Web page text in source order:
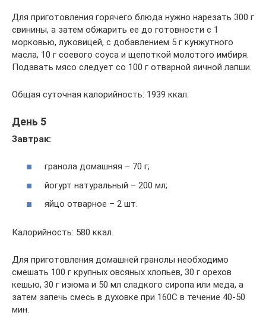
Для приготовления горячего блюда нужно нарезать 300 г
свинины, а затем обжарить ее до готовности с 1
морковью, луковицей, с добавлением 5 г кунжутного
масла, 10 г соевого соуса и щепоткой молотого имбиря.
Подавать мясо следует со 100 г отварной яичной лапши.
Общая суточная калорийность: 1939 ккал.
День 5
Завтрак:
гранола домашняя – 70 г;
йогурт натуральный – 200 мл;
яйцо отварное – 2 шт.
Калорийность: 580 ккал.
Для приготовления домашней гранолы необходимо
смешать 100 г крупных овсяных хлопьев, 30 г орехов
кешью, 30 г изюма и 50 мл сладкого сиропа или меда, а
затем запечь смесь в духовке при 160С в течение 40-50
мин.